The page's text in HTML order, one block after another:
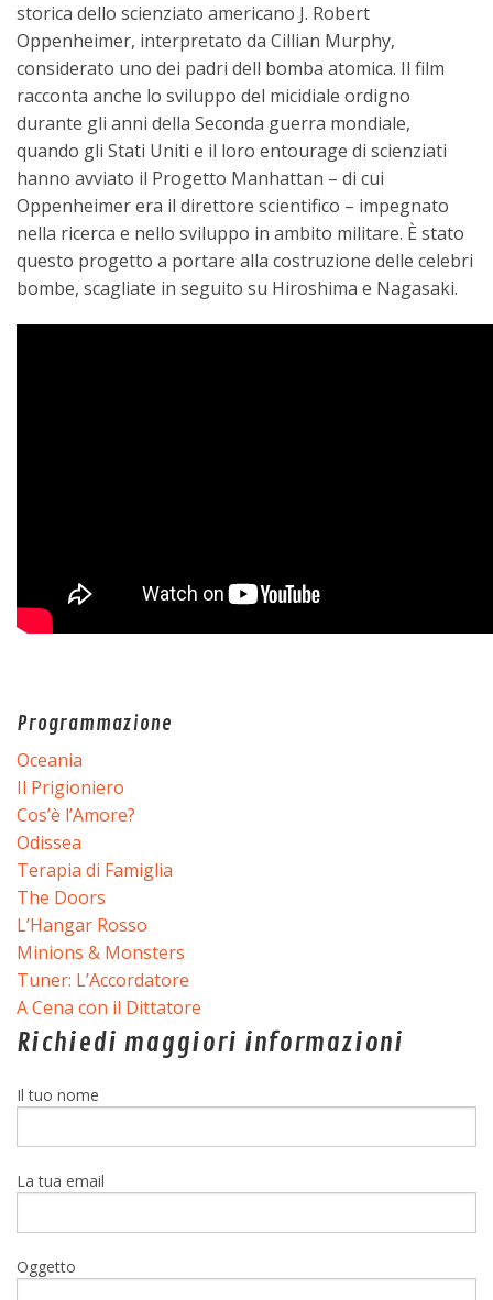
storica dello scienziato americano J. Robert
Oppenheimer, interpretato da Cillian Murphy,
considerato uno dei padri dell bomba atomica. Il film
racconta anche lo sviluppo del micidiale ordigno
durante gli anni della Seconda guerra mondiale,
quando gli Stati Uniti e il loro entourage di scienziati
hanno avviato il Progetto Manhattan – di cui
Oppenheimer era il direttore scientifico – impegnato
nella ricerca e nello sviluppo in ambito militare. È stato
questo progetto a portare alla costruzione delle celebri
bombe, scagliate in seguito su Hiroshima e Nagasaki.
Programmazione
Oceania
Il Prigioniero
Cos’è l’Amore?
Odissea
Terapia di Famiglia
The Doors
L’Hangar Rosso
Minions & Monsters
Tuner: L’Accordatore
A Cena con il Dittatore
Richiedi maggiori informazioni
Il tuo nome
La tua email
Oggetto